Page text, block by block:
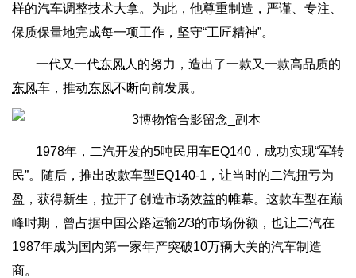
样的汽车调整技术大拿。为此，他尊重制造，严谨、专注、
保质保量地完成每一项工作，坚守“工匠精神”。
一代又一代东风人的努力，造出了一款又一款高品质的
东风车，推动东风不断向前发展。
1978年，二汽开发的5吨民用车EQ140，成功实现“军转
民”。随后，推出改款车型EQ140-1，让当时的二汽扭亏为
盈，获得新生，拉开了创造市场效益的帷幕。这款车型在巅
峰时期，曾占据中国公路运输2/3的市场份额，也让二汽在
1987年成为国内第一家年产突破10万辆大关的汽车制造
商。